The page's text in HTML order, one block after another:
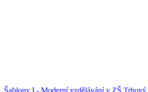
Šablony I - Moderní vzdělávání v ZŠ Trhový